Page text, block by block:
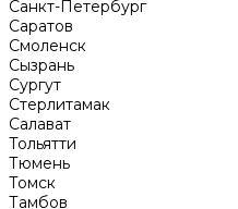
Санкт-Петербург
Саратов
Смоленск
Сызрань
Сургут
Стерлитамак
Салават
Тольятти
Тюмень
Томск
Тамбов